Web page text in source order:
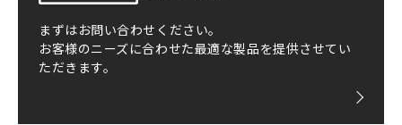
まずはお問い合わせください。
お客様のニーズに合わせた最適な製品を提供させてい
ただきます。